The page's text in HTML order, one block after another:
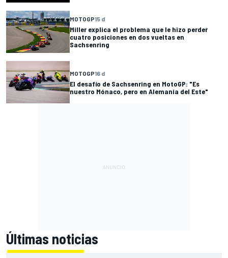
MOTOGP15 d
Miller explica el problema que le hizo perder
cuatro posiciones en dos vueltas en
Sachsenring
MOTOGP16 d
El desafío de Sachsenring en MotoGP: "Es
nuestro Mónaco, pero en Alemania del Este"
Últimas noticias